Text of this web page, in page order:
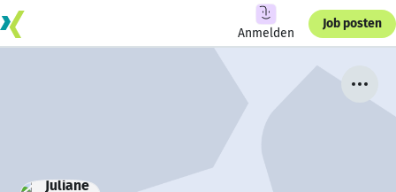
Anmelden
Job posten